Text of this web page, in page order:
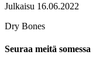
Julkaisu 16.06.2022
Dry Bones
Seuraa meitä somessa